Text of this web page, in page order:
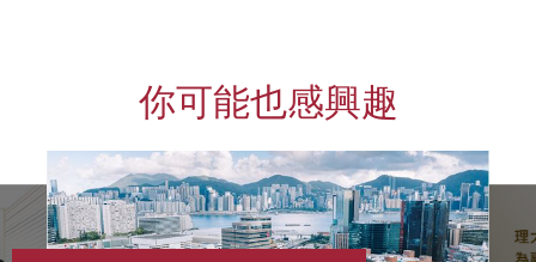
你可能也感興趣